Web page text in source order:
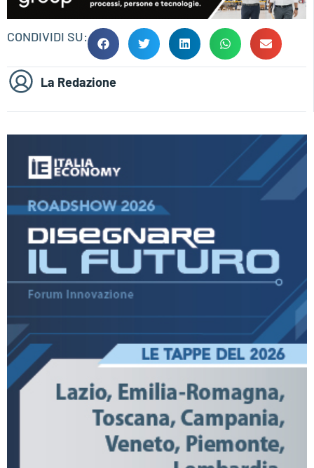
CONDIVIDI SU:
La Redazione